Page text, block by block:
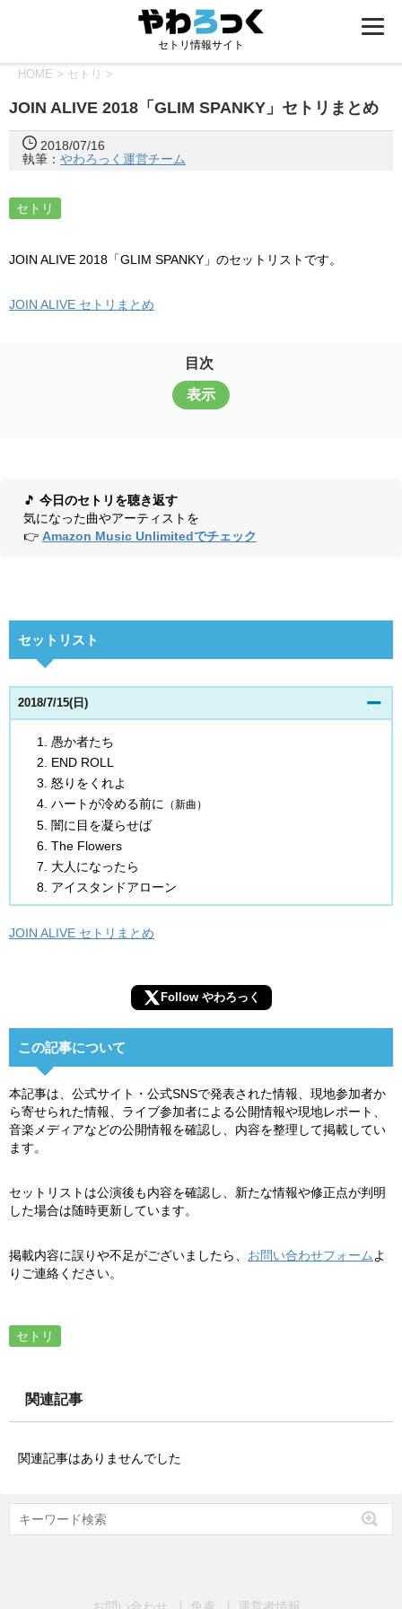
セトリ情報サイト
HOME > セトリ >
JOIN ALIVE 2018「GLIM SPANKY」セトリまとめ
2018/07/16
執筆： やわろっく運営チーム
セトリ
JOIN ALIVE 2018「GLIM SPANKY」のセットリストです。
JOIN ALIVE セトリまとめ
目次
表示
🎵 今日のセトリを聴き返す
気になった曲やアーティストを
👉 Amazon Music Unlimitedでチェック
セットリスト
2018/7/15(日)
愚か者たち
END ROLL
怒りをくれよ
ハートが冷める前に
（新曲）
闇に目を凝らせば
The Flowers
大人になったら
アイスタンドアローン
JOIN ALIVE セトリまとめ
Follow やわろっく
この記事について
本記事は、公式サイト・公式SNSで発表された情報、現地参加者か
ら寄せられた情報、ライブ参加者による公開情報や現地レポート、
音楽メディアなどの公開情報を確認し、内容を整理して掲載してい
ます。
セットリストは公演後も内容を確認し、新たな情報や修正点が判明
した場合は随時更新しています。
掲載内容に誤りや不足がございましたら、 お問い合わせフォーム よ
りご連絡ください。
セトリ
関連記事
関連記事はありませんでした